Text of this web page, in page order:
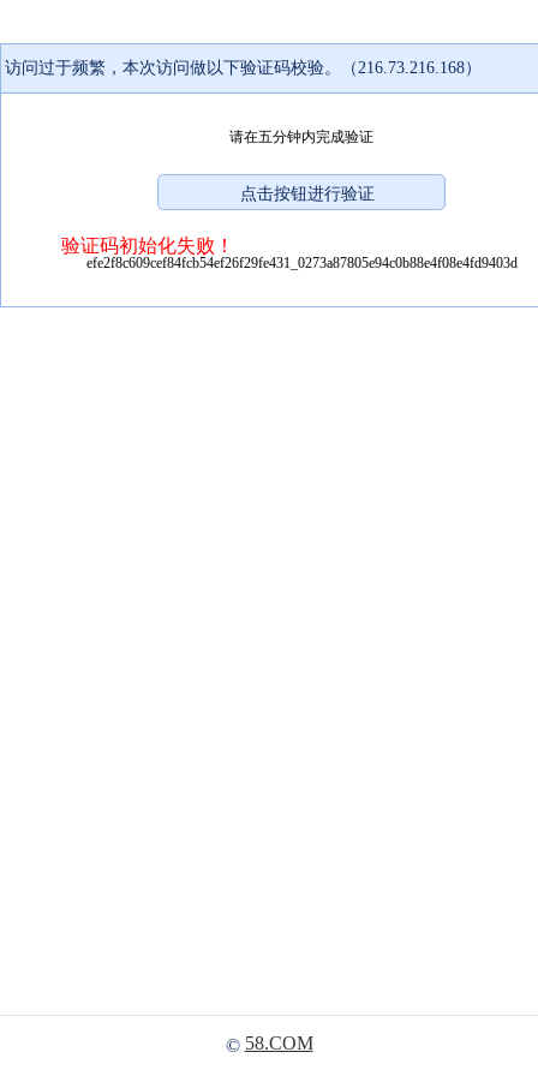
访问过于频繁，本次访问做以下验证码校验。（216.73.216.168）
请在五分钟内完成验证
验证码初始化失败！
efe2f8c609cef84fcb54ef26f29fe431_0273a87805e94c0b88e4f08e4fd9403d
© 58.COM